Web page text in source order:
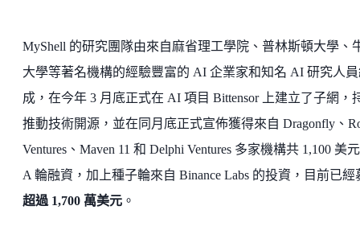
MyShell 的研究團隊由來自麻省理工學院、普林斯頓大學、
大學等著名機構的經驗豐富的 AI 企業家和知名 AI 研究人
成，在今年 3 月底正式在 AI 項目 Bittensor 上建立了子網，
推動技術開源，並在同月底正式宣佈獲得來自 Dragonfly、
Ventures、Maven 11 和 Delphi Ventures 多家機構共 1,100 美
A 輪融資，加上種子輪來自 Binance Labs 的投資，目前已經
超過 1,700 萬美元 。